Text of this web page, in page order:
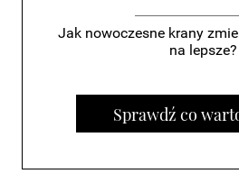
Jak nowoczesne krany
na lepsze?
Sprawdź co